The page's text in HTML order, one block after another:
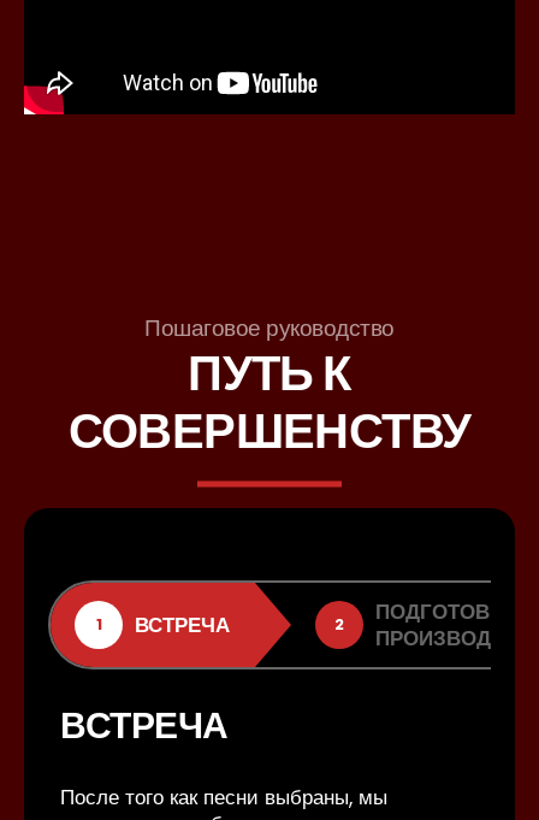
Пошаговое руководство
ПУТЬ К
СОВЕРШЕНСТВУ
1 ВСТРЕЧА 2
ПОДГОТОВКА К
ВСТРЕЧА
После того как песни выбраны, мы